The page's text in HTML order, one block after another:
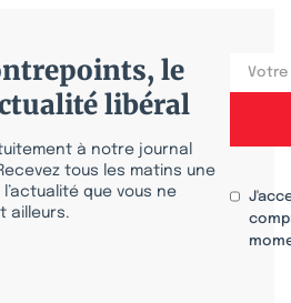
le
libéral
à notre journal
tous les matins une
que vous ne
ailleurs.